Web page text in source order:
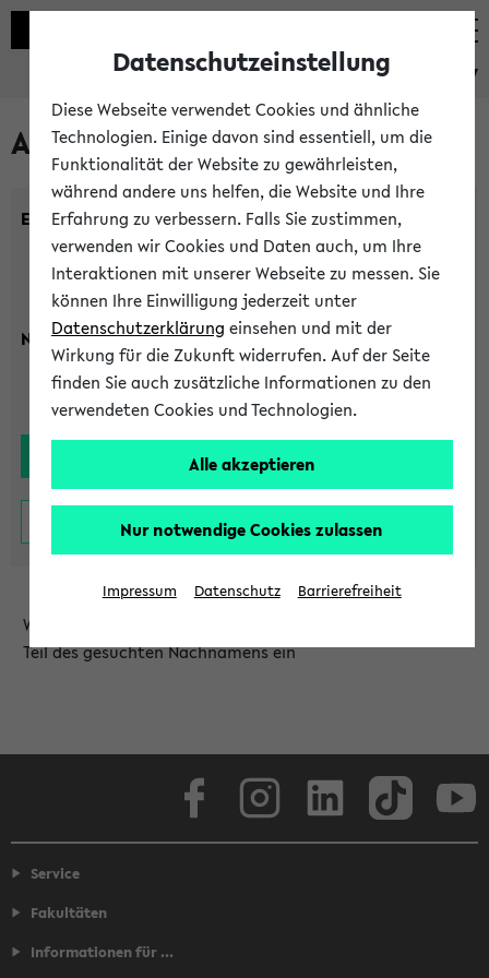
eKVV
Alle Lehrenden
Einrichtung:
Nachname:
Wählen Sie die Einrichtung aus und/oder geben Sie einen
Teil des gesuchten Nachnamens ein
Service
Fakultäten
Informationen für ...
Datenschutzeinstellung
Diese Webseite verwendet Cookies und ähnliche
Technologien. Einige davon sind essentiell, um die
Funktionalität der Website zu gewährleisten,
während andere uns helfen, die Website und Ihre
Erfahrung zu verbessern. Falls Sie zustimmen,
verwenden wir Cookies und Daten auch, um Ihre
Interaktionen mit unserer Webseite zu messen. Sie
können Ihre Einwilligung jederzeit unter
Datenschutzerklärung einsehen und mit der
Wirkung für die Zukunft widerrufen. Auf der Seite
finden Sie auch zusätzliche Informationen zu den
verwendeten Cookies und Technologien.
Alle akzeptieren
Nur notwendige Cookies zulassen
Impressum Datenschutz Barrierefreiheit